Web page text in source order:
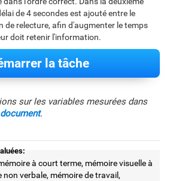
de 4 secondes est ajouté entre le
de relecture, afin d'augmenter le temps
doit retenir l'information.
la tâche
sur les variables mesurées dans
document.
à court terme, mémoire visuelle à
verbale, mémoire de travail,